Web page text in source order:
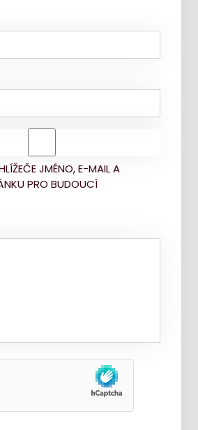
JMÉNO, E-MAIL A
PRO BUDOUCÍ